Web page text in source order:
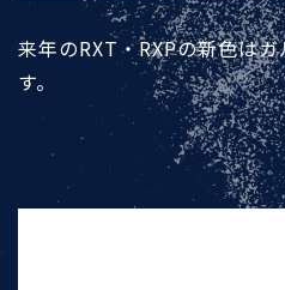
来年のRXT・RXPの新色は
す。